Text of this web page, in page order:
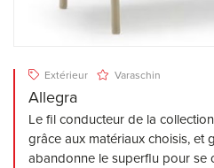
Extérieur Varaschin
Allegra
Le fil conducteur de la
grâce aux matériaux choisis, et
abandonne le superflu pour se